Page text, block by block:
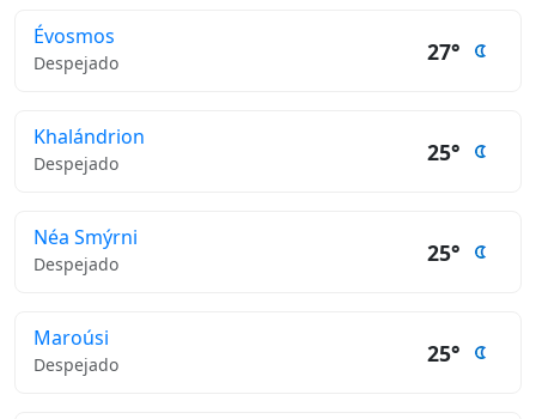
Évosmos
Despejado 27°
Khalándrion
Despejado 25°
Néa Smýrni
Despejado 25°
Maroúsi
Despejado 25°